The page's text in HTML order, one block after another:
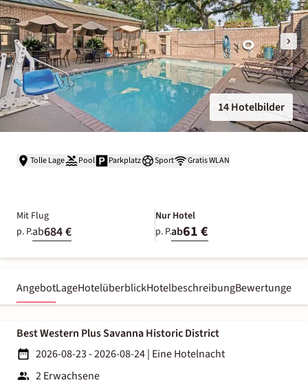
14 Hotelbilder
Tolle Lage Pool Parkplatz Sport Gratis WLAN
Mit Flug
p. P.ab684 €
Nur Hotel
p. P.ab61 €
AngebotLageHotelüberblickHotelbeschreibungBewertungen
Best Western Plus Savanna Historic District
2026-08-23 - 2026-08-24| Eine Hotelnacht
2 Erwachsene